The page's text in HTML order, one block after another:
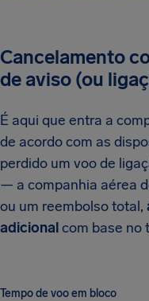
Cancelamento
de aviso (ou
É aqui que entra a
de acordo com as
perdido um voo de
— a companhia aérea
ou um reembolso total,
adicionalcom base no
Tempo de voo em bloco